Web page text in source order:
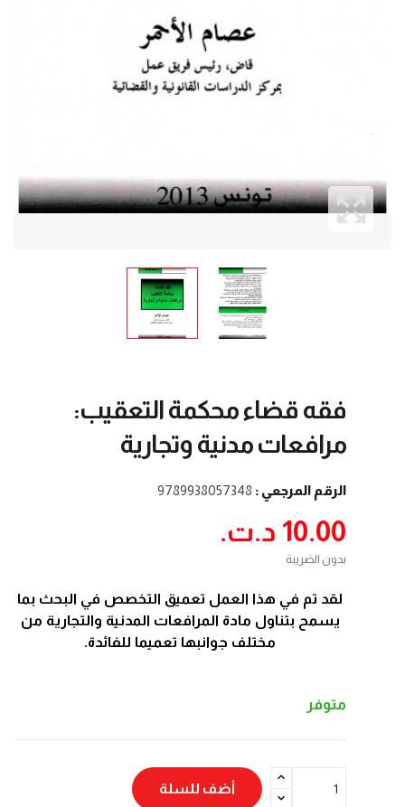
فقه قضاء محكمة التعقيب:
مرافعات مدنية وتجارية
الرقم المرجعي : 9789938057348
10.00 د.ت.‏
بدون الضريبة
لقد تم في هذا العمل تعميق التخصص في البحث بما
يسمح بتناول مادة المرافعات المدنية والتجارية من
مختلف جوانبها تعميما للفائدة.
متوفر
أضف للسلة